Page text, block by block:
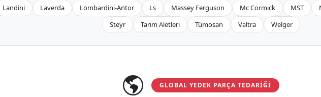
Landini Laverda Lombardini-Antor Ls Massey Ferguson Mc Cormıck MST
Steyr
Tarım Aletleri Tümosan Valtra Welger
GLOBAL YEDEK PARÇA TEDARIĞI